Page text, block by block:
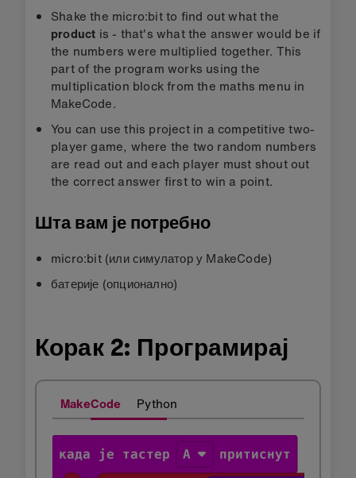
Shake the micro:bit to find out what the
product is - that's what the answer would be if
the numbers were multiplied together. This
part of the program works using the
multiplication block from the maths menu in
MakeCode.
You can use this project in a competitive two-
player game, where the two random numbers
are read out and each player must shout out
the correct answer first to win a point.
Шта вам је потребно
micro:bit (или симулатор у MakeCode)
батерије (опционално)
Корак 2: Програмирај
MakeCode Python